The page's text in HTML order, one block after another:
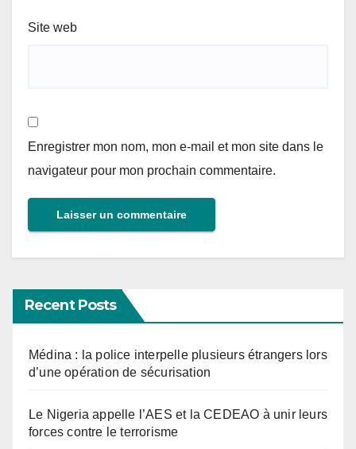
Site web
Enregistrer mon nom, mon e-mail et mon site dans le
navigateur pour mon prochain commentaire.
Recent Posts
Médina : la police interpelle plusieurs étrangers lors
d’une opération de sécurisation
Le Nigeria appelle l’AES et la CEDEAO à unir leurs
forces contre le terrorisme